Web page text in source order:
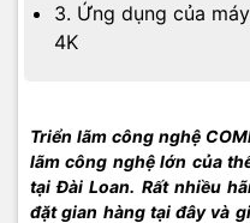
3. Ứng dụng của
4K
Triển lãm công nghệ
lãm công nghệ lớn của
tại Đài Loan. Rất nhiều
đặt gian hàng tại đây và